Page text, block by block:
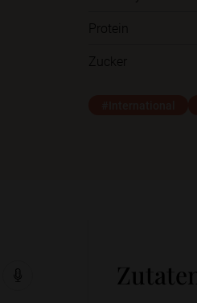
Protein
Zucker